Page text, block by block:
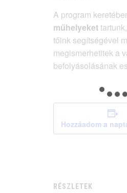
A prog­ram
műhe­lye­ket
tő­ink segít­sé­gé­vel
meg­is­mer­he­ti­tek a
befo­lyá­so­lá­sá­nak
Hozzáadom a
RÉSZLETEK